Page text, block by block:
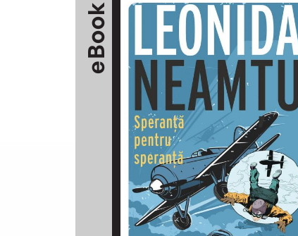
eBook